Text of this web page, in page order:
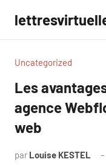
contenu
Uncategorized
Les
agence
web
par Louise KESTEL